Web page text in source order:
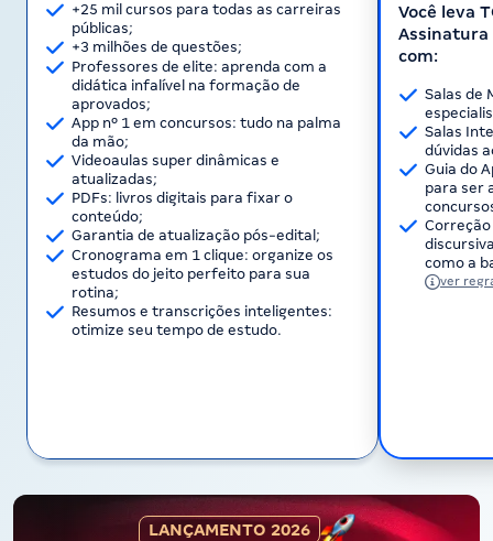
+25 mil cursos para todas as carreiras
públicas;
+3 milhões de questões;
Professores de elite: aprenda com a
didática infalível na formação de
aprovados;
App nº 1 em concursos: tudo na palma
da mão;
Videoaulas super dinâmicas e
atualizadas;
PDFs: livros digitais para fixar o
conteúdo;
Garantia de atualização pós-edital;
Cronograma em 1 clique: organize os
estudos do jeito perfeito para sua
rotina;
Resumos e transcrições inteligentes:
otimize seu tempo de estudo.
Você leva
Assinatura
com:
Salas de
Salas
dúvidas
Guia do
para ser
como a
ver
LANÇAMENTO 2026